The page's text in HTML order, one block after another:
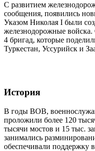
С развитием
сообщения, появились
Указом Николая I были
железнодорожные
4 бригад, которые
Туркестан, Уссурийск и
История
В годы ВОВ,
проложили более 120
тысячи мостов и 15 тыс.
занимались
обеспечивали поддержку